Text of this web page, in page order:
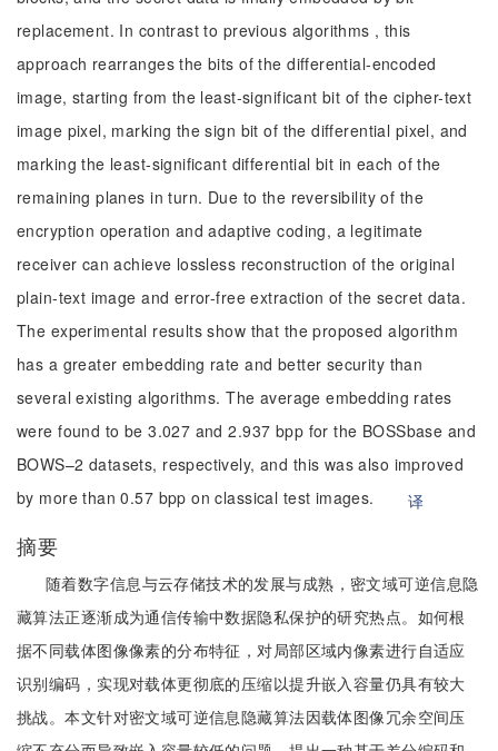
replacement. In contrast to previous algorithms , this
approach rearranges the bits of the differential-encoded
image, starting from the least-significant bit of the cipher-text
image pixel, marking the sign bit of the differential pixel, and
marking the least-significant differential bit in each of the
remaining planes in turn. Due to the reversibility of the
encryption operation and adaptive coding, a legitimate
receiver can achieve lossless reconstruction of the original
plain-text image and error-free extraction of the secret data.
The experimental results show that the proposed algorithm
has a greater embedding rate and better security than
several existing algorithms. The average embedding rates
were found to be 3.027 and 2.937 bpp for the BOSSbase and
BOWS–2 datasets, respectively, and this was also improved
by more than 0.57 bpp on classical test images.
译
摘要
随着数字信息与云存储技术的发展与成熟，密文域可逆信息隐
藏算法正逐渐成为通信传输中数据隐私保护的研究热点。如何根
据不同载体图像像素的分布特征，对局部区域内像素进行自适应
识别编码，实现对载体更彻底的压缩以提升嵌入容量仍具有较大
挑战。本文针对密文域可逆信息隐藏算法因载体图像冗余空间压